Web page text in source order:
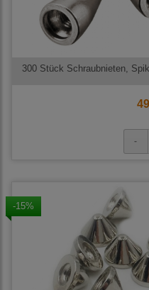
300 Stück Schraubnieten,
-15%